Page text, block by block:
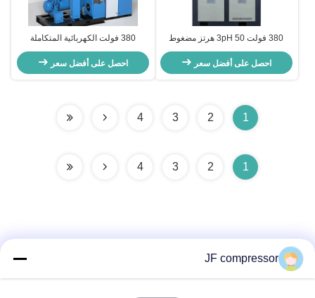
380 فولت 3pH 50 هرتز مضغوط
الهواء المسمار الدوار المتحرك
مباشرة 1.1 - 54.2 م 3 / دقيقة السعةاحصل على أفضل سعر
380 فولت الكهربائية المتكاملة
المسمار ضاغط الهواء تبريد الهواء لون
مخصص
احصل على أفضل سعر
1
2
3
4
1
2
3
4
JF compressor